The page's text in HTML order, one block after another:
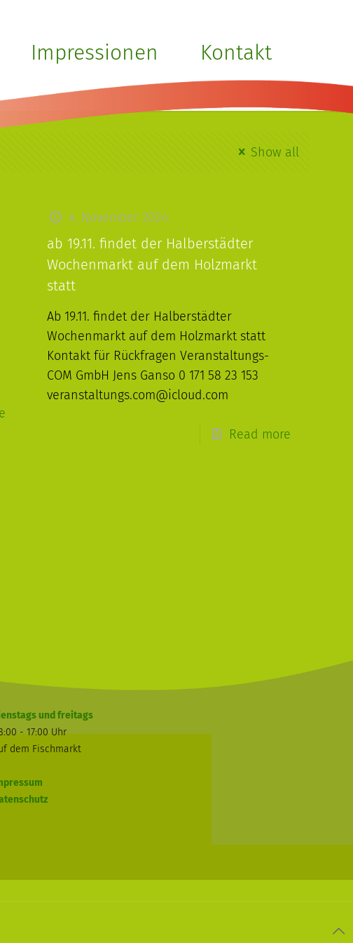
Impressionen Kontakt
Show all
4. November 2024
ab 19.11. findet der Halberstädter
Wochenmarkt auf dem Holzmarkt
statt
Ab 19.11. findet der Halberstädter
Wochenmarkt auf dem Holzmarkt statt
Kontakt für Rückfragen Veranstaltungs-
COM GmbH Jens Ganso 0 171 58 23 153
veranstaltungs.com@icloud.com
Read more
und freitags
- 17:00 Uhr
dem Fischmarkt